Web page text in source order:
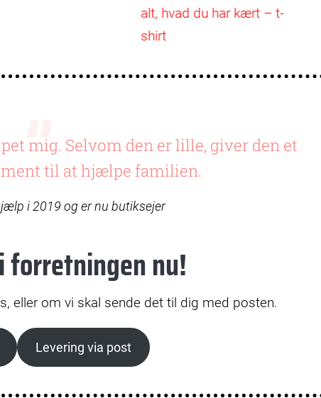
alt, hvad du har kært – t-
shirt
mig. Selvom den er lille, giver den et
til at hjælpe familien.
i 2019 og er nu butiksejer
nu!
eller om vi skal sende det til dig med posten.
Levering via post